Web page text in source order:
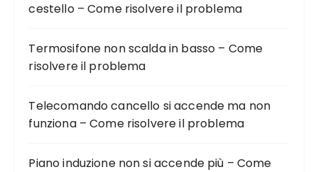
cestello – Come risolvere il problema
Termosifone non scalda in basso – Come
risolvere il problema
Telecomando cancello si accende ma non
funziona – Come risolvere il problema
Piano induzione non si accende più – Come